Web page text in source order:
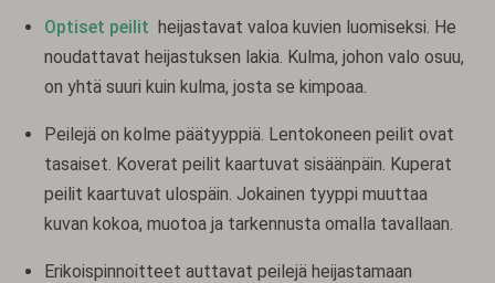
Optiset peilit heijastavat valoa kuvien luomiseksi. He
noudattavat heijastuksen lakia. Kulma, johon valo osuu,
on yhtä suuri kuin kulma, josta se kimpoaa.
Peilejä on kolme päätyyppiä. Lentokoneen peilit ovat
tasaiset. Koverat peilit kaartuvat sisäänpäin. Kuperat
peilit kaartuvat ulospäin. Jokainen tyyppi muuttaa
kuvan kokoa, muotoa ja tarkennusta omalla tavallaan.
Erikoispinnoitteet auttavat peilejä heijastamaan